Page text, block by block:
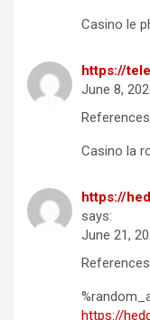
Casino le
https://
June 8,
Casino la
https://
says:
June 21,
https://